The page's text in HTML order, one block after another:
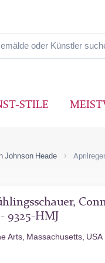
STILE
Johnson Heade
9325-HMJ
Arts, Massachusetts, USA